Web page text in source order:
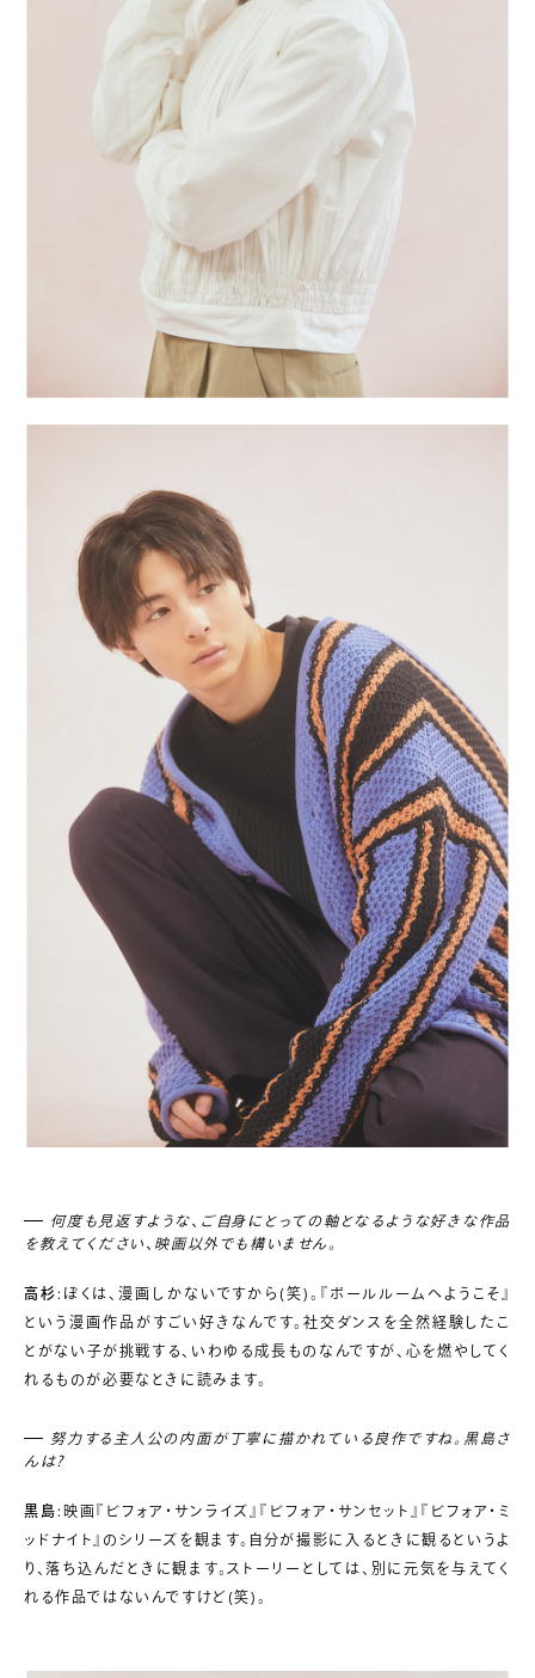
何度も見返すような、ご自身にとっての軸となるような好きな作品
を教えてください、映画以外でも構いません。
高杉:ぼくは、漫画しかないですから(笑)。『ボールルームへようこそ』
という漫画作品がすごい好きなんです。社交ダンスを全然経験したこ
とがない子が挑戦する、いわゆる成長ものなんですが、心を燃やしてく
れるものが必要なときに読みます。
努力する主人公の内面が丁寧に描かれている良作ですね。黒島さ
んは?
黒島:映画『ビフォア・サンライズ』『ビフォア・サンセット』『ビフォア・ミ
ッドナイト』のシリーズを観ます。自分が撮影に入るときに観るというよ
り、落ち込んだときに観ます。ストーリーとしては、別に元気を与えてく
れる作品ではないんですけど(笑)。